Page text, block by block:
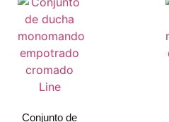
Conjunto de